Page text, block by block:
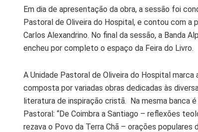
Em dia de apresentação da obra, a sessão foi
Pastoral de Oliveira do Hospital, e contou com a
Carlos Alexandrino. No final da sessão, a Banda
encheu por completo o espaço da Feira do Livro.
A Unidade Pastoral de Oliveira do Hospital marca
composta por variadas obras dedicadas às
literatura de inspiração cristã. Na mesma banca
Pastoral: “De Coimbra a Santiago – reflexões
rezava o Povo da Terra Chã – orações populares